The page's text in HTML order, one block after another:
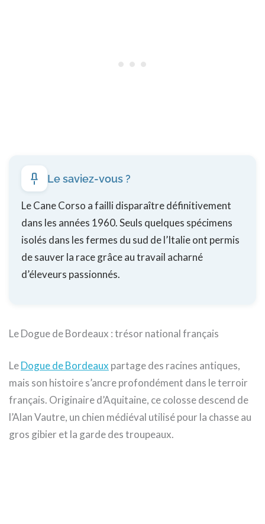
Le saviez-vous ?
Le Cane Corso a failli disparaître définitivement
dans les années 1960. Seuls quelques spécimens
isolés dans les fermes du sud de l’Italie ont permis
de sauver la race grâce au travail acharné
d’éleveurs passionnés.
Le Dogue de Bordeaux : trésor national français
LeDogue de Bordeaux partage des racines antiques,
mais son histoire s’ancre profondément dans le terroir
français. Originaire d’Aquitaine, ce colosse descend de
l’Alan Vautre, un chien médiéval utilisé pour la chasse au
gros gibier et la garde des troupeaux.